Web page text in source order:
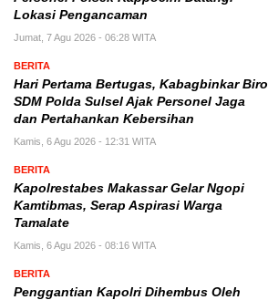
Lokasi Pengancaman
Jumat, 7 Agu 2026 - 06:28 WITA
BERITA
Hari Pertama Bertugas, Kabagbinkar Biro
SDM Polda Sulsel Ajak Personel Jaga
dan Pertahankan Kebersihan
Kamis, 6 Agu 2026 - 12:31 WITA
BERITA
Kapolrestabes Makassar Gelar Ngopi
Kamtibmas, Serap Aspirasi Warga
Tamalate
Kamis, 6 Agu 2026 - 08:16 WITA
BERITA
Penggantian Kapolri Dihembus Oleh